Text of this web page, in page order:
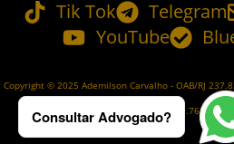
Tik Tok
Telegram
YouTube
Copyright © 2025 Ademilson Carvalho - OAB/RJ
SIA - CNPJ de nº 54.099.763/
Consultar Advogado?